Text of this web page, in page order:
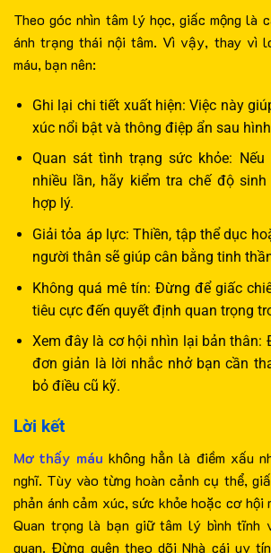
Theo góc nhìn tâm lý học, giấc mộng là
ánh trạng thái nội tâm. Vì vậy, thay vì
máu, bạn nên:
Ghi lại chi tiết xuất hiện: Việc này
xúc nổi bật và thông điệp ẩn sau
Quan sát tình trạng sức khỏe:
nhiều lần, hãy kiểm tra chế độ
hợp lý.
Giải tỏa áp lực: Thiền, tập thể dục
người thân sẽ giúp cân bằng tinh
Không quá mê tín: Đừng để giấc
tiêu cực đến quyết định quan trọng
Xem đây là cơ hội nhìn lại bản thân:
đơn giản là lời nhắc nhở bạn cần
bỏ điều cũ kỹ.
Lời kết
Mơ thấy máu không hẳn là điềm xấu
nghĩ. Tùy vào từng hoàn cảnh cụ thể,
phản ánh cảm xúc, sức khỏe hoặc cơ
Quan trọng là bạn giữ tâm lý bình tĩnh
quan. Đừng quên theo dõi Nhà cái uy